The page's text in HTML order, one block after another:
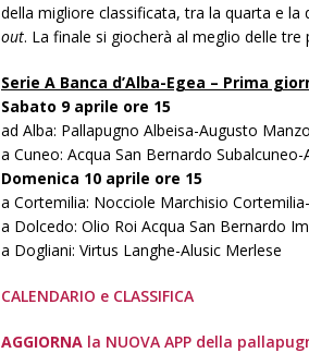
della migliore classificata, tra la quarta e la
out. La finale si giocherà al meglio delle
Serie A Banca d’Alba-Egea – Prima
Sabato 9 aprile ore 15
ad Alba: Pallapugno Albeisa-Augusto Manzo
a Cuneo: Acqua San Bernardo
Domenica 10 aprile ore 15
a Cortemilia: Nocciole Marchisio
a Dolcedo: Olio Roi Acqua San Bernardo
a Dogliani: Virtus Langhe-Alusic Merlese
CALENDARIO e CLASSIFICA
AGGIORNA la NUOVA APP della